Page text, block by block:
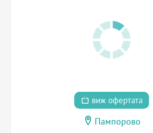
виж офертата
Пампорово